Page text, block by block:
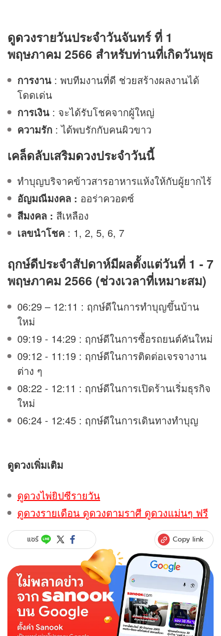
ดูดวงรายวันประจำวันจันทร์ ที่ 1
พฤษภาคม 2566 สำหรับท่านที่เกิดวันพุธ
การงาน : พบทีมงานที่ดี ช่วยสร้างผลงานได้
โดดเด่น
การเงิน : จะได้รับโชคจากผู้ใหญ่
ความรัก : ได้พบรักกับคนผิวขาว
เคล็ดลับเสริมดวงประจำวันนี้
ทำบุญบริจาคข้าวสารอาหารแห้งให้กับผู้ยากไร้
อัญมณีมงคล : ออร่าควอตซ์
สีมงคล : สีเหลือง
เลขนำโชค : 1, 2, 5, 6, 7
ฤกษ์ดีประจำสัปดาห์มีผลตั้งแต่วันที่ 1 - 7
พฤษภาคม 2566 (ช่วงเวลาที่เหมาะสม)
06:29 – 12:11 : ฤกษ์ดีในการทำบุญขึ้นบ้าน
ใหม่
09:19 - 14:29 : ฤกษ์ดีในการซื้อรถยนต์คันใหม่
09:12 - 11:19 : ฤกษ์ดีในการติดต่อเจรจางาน
ต่าง ๆ
08:22 - 12:11 : ฤกษ์ดีในการเปิดร้านเริ่มธุรกิจ
ใหม่
06:24 - 12:45 : ฤกษ์ดีในการเดินทางทำบุญ
ดูดวงเพิ่มเติม
ดูดวงไพ่ยิปซีรายวัน
ดูดวงรายเดือน ดูดวงตามราศี ดูดวงแม่นๆ ฟรี
แชร์ Copy link